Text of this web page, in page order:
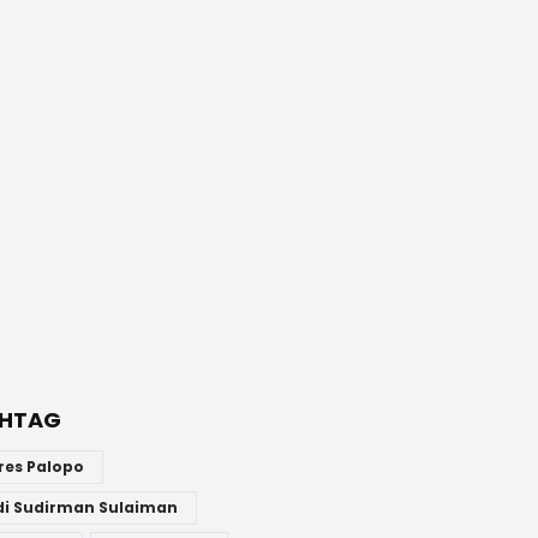
Palopo
Sudirman Sulaiman